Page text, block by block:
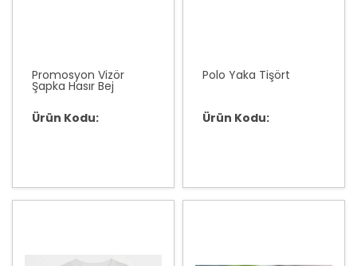
Promosyon Vizör
Şapka Hasır Bej
Ürün Kodu:
Polo Yaka Tişört
Ürün Kodu: